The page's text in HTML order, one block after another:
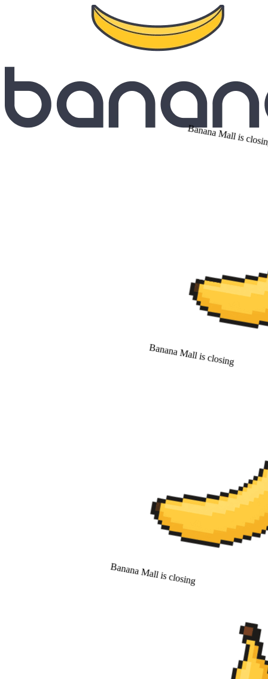
Banana Mall is
Banana Mall is closing
Banana Mall is closing